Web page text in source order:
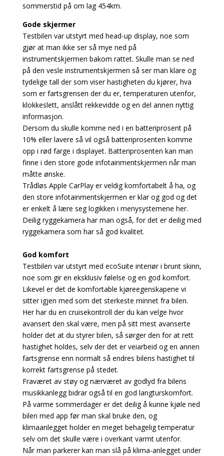
sommerstid på om lag 454km.
Gode skjermer
Testbilen var utstyrt med head-up display, noe som
gjør at man ikke ser så mye ned på
instrumentskjermen bakom rattet. Skulle man se ned
på den vesle instrumentskjermen så ser man klare og
tydelige tall der som viser hastigheten du kjører, hva
som er fartsgrensen der du er, temperaturen utenfor,
klokkeslett, anslått rekkevidde og en del annen nyttig
informasjon.
Dersom du skulle komme ned i en batteriprosent på
10% eller lavere så vil også batteriprosenten komme
opp i rød farge i displayet. Batteriprosenten kan man
finne i den store gode infotainmentskjermen når man
måtte ønske.
Trådløs Apple CarPlay er veldig komfortabelt å ha, og
den store infotainmentskjermen er klar og god og det
er enkelt å lære seg logikken i menysystemene her.
Deilig ryggekamera har man også, for det er deilig med
ryggekamera som har så god kvalitet.
God komfort
Testbilen var utstyrt med ecoSuite interiør i brunt skinn,
noe som gir en eksklusiv følelse og en god komfort.
Likevel er det de komfortable kjøreegenskapene vi
sitter igjen med som det sterkeste minnet fra bilen.
Her har du en cruisekontroll der du kan velge hvor
avansert den skal være, men på sitt mest avanserte
holder det at du styrer bilen, så sørger den for at rett
hastighet holdes, selv der det er veiarbeid og en annen
fartsgrense enn normalt så endres bilens hastighet til
korrekt fartsgrense på stedet.
Fraværet av støy og nærværet av godlyd fra bilens
musikkanlegg bidrar også til en god langturskomfort.
På varme sommerdager er det deilig å kunne kjøle ned
bilen med app før man skal bruke den, og
klimaanlegget holder en meget behagelig temperatur
selv om det skulle være i overkant varmt utenfor.
Når man parkerer kan man slå på klima-anlegget under